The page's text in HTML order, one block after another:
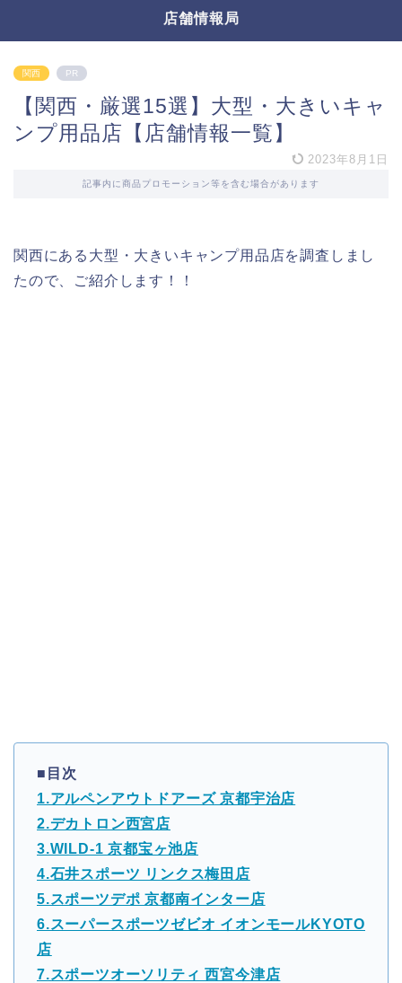
店舗情報局
関西 PR
【関西・厳選15選】大型・大きいキャ
ンプ用品店【店舗情報一覧】
2023年8月1日
記事内に商品プロモーション等を含む場合があります
関西にある大型・大きいキャンプ用品店を調査しまし
たので、ご紹介します！！
■目次
1.アルペンアウトドアーズ 京都宇治店
2.デカトロン西宮店
3.WILD-1 京都宝ヶ池店
4.石井スポーツ リンクス梅田店
5.スポーツデポ 京都南インター店
6.スーパースポーツゼビオ イオンモールKYOTO
店
7.スポーツオーソリティ 西宮今津店